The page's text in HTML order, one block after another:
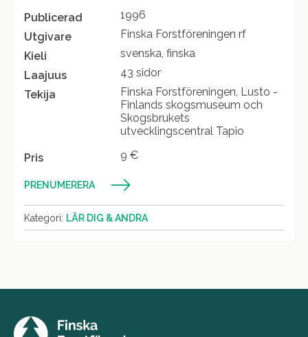
Publicerad
1996
Utgivare
Finska Forstföreningen rf
Kieli
svenska, finska
Laajuus
43 sidor
Tekija
Finska Forstföreningen, Lusto -
Finlands skogsmuseum och
Skogsbrukets
utvecklingscentral Tapio
Pris 9 €
PRENUMERERA
Kategori: LÄR DIG & ANDRA